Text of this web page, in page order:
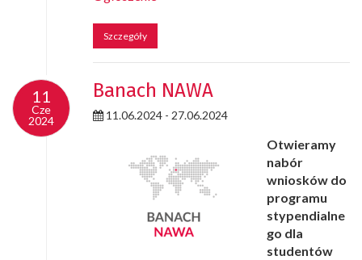
Szczegóły
11
Cze
2024
Banach NAWA
11.06.2024 - 27.06.2024
Otwieramy
nabór
wniosków do
programu
stypendialne
go dla
studentów